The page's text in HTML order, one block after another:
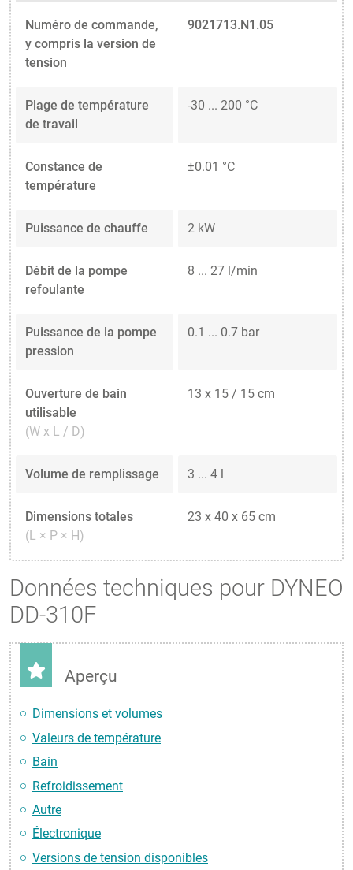
Numéro de commande,
y compris la version de
tension
9021713.N1.05
Plage de température
de travail
-30 ... 200 °C
Constance de
température
±0.01 °C
Puissance de chauffe 2 kW
Débit de la pompe
refoulante
8 ... 27 l/min
Puissance de la pompe
pression
0.1 ... 0.7 bar
Ouverture de bain
utilisable
(W x L / D)
13 x 15 / 15 cm
Volume de remplissage 3 ... 4 l
Dimensions totales
(L × P × H)
23 x 40 x 65 cm
Données techniques pour DYNEO
DD-310F
Aperçu
Dimensions et volumes
Valeurs de température
Bain
Refroidissement
Autre
Électronique
Versions de tension disponibles